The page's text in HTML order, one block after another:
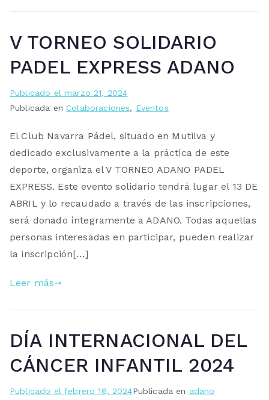
V TORNEO SOLIDARIO
PADEL EXPRESS ADANO
Publicado elmarzo 21, 2024
Publicada enColaboraciones, Eventos
El Club Navarra Pádel, situado en Mutilva y
dedicado exclusivamente a la práctica de este
deporte, organiza el V TORNEO ADANO PADEL
EXPRESS. Este evento solidario tendrá lugar el 13 DE
ABRIL y lo recaudado a través de las inscripciones,
será donado íntegramente a ADANO. Todas aquellas
personas interesadas en participar, pueden realizar
la inscripción[…]
Leer más
DÍA INTERNACIONAL DEL
CÁNCER INFANTIL 2024
Publicado elfebrero 16, 2024Publicada en adano